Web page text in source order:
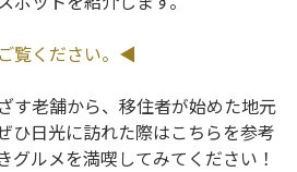
覧ください。◀
す老舗から、移住者が始めた地元
ひ日光に訪れた際はこちらを参考
グルメを満喫してみてください！